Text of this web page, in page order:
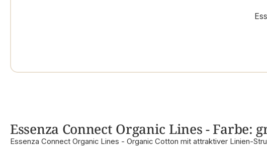
Essenza Connect Organic Lines - Farbe:
Essenza Connect Organic Lines - Organic Cotton mit attraktiver Linien-